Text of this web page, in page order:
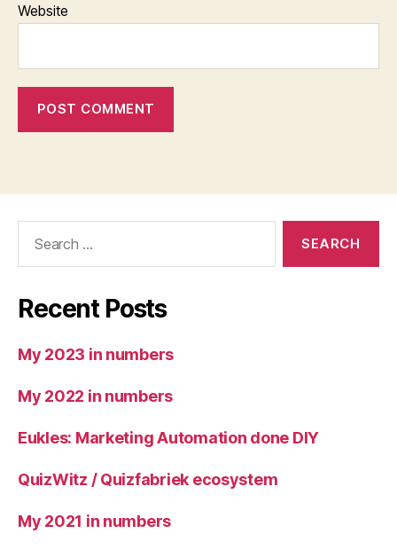
Website
Recent Posts
My 2023 in numbers
My 2022 in numbers
Eukles: Marketing Automation done DIY
QuizWitz / Quizfabriek ecosystem
My 2021 in numbers